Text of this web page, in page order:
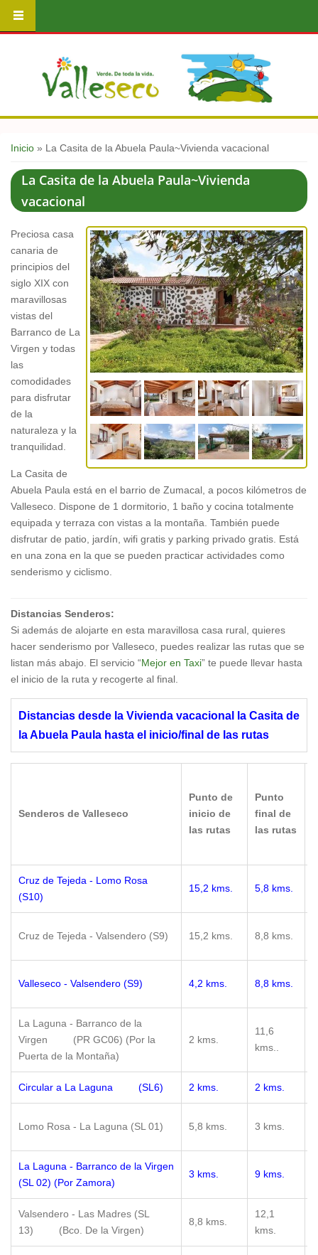
Usted está aquí
Inicio » La Casita de la Abuela Paula~Vivienda vacacional
La Casita de la Abuela Paula~Vivienda
vacacional
Preciosa casa
canaria de
principios del
siglo XIX con
maravillosas
vistas del
Barranco de La
Virgen y todas
las
comodidades
para disfrutar
de la
naturaleza y la
tranquilidad.
La Casita de
Abuela Paula está en el barrio de Zumacal, a pocos kilómetros de
Valleseco. Dispone de 1 dormitorio, 1 baño y cocina totalmente
equipada y terraza con vistas a la montaña. También puede
disfrutar de patio, jardín, wifi gratis y parking privado gratis. Está
en una zona en la que se pueden practicar actividades como
senderismo y ciclismo.
Distancias Senderos:
Si además de alojarte en esta maravillosa casa rural, quieres
hacer senderismo por Valleseco, puedes realizar las rutas que se
listan más abajo. El servicio “Mejor en Taxi” te puede llevar hasta
el inicio de la ruta y recogerte al final.
Distancias desde la Vivienda vacacional la Casita de
la Abuela Paula hasta el inicio/final de las rutas
Senderos de Valleseco
Punto de
inicio de
las rutas
Punto
final de
las rutas
Cruz de Tejeda - Lomo Rosa
(S10)
15,2 kms. 5,8 kms.
Cruz de Tejeda - Valsendero (S9) 15,2 kms. 8,8 kms.
Valleseco - Valsendero (S9) 4,2 kms. 8,8 kms.
La Laguna - Barranco de la
Virgen (PR GC06) (Por la
Puerta de la Montaña)
2 kms.
11,6
kms..
Circular a La Laguna (SL6) 2 kms. 2 kms.
Lomo Rosa - La Laguna (SL 01) 5,8 kms. 3 kms.
La Laguna - Barranco de la Virgen
(SL 02) (Por Zamora)
3 kms. 9 kms.
Valsendero - Las Madres (SL
13) (Bco. De la Virgen)
8,8 kms.
12,1
kms.